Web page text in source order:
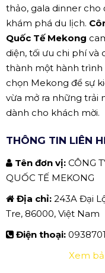
thảo, gala dinner cho
khám phá du lịch.
Quốc Tế Mekong
diện, tối ưu chi phí và
thành một hành trình
chọn Mekong để sự
vừa mở ra những trải
dành cho khách mời.
THÔNG TIN LIÊN
Tên đơn vị: CÔNG
QUỐC TẾ MEKONG
Địa chỉ: 243A Đại
Tre, 86000, Việt Nam
Điện thoại:
Xem